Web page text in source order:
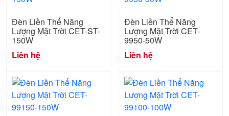
Đèn Liền Thể Năng
Lượng Mặt Trời CET-ST-
150W
Liên hệ
Đèn Liền Thể Năng
Lượng Mặt Trời CET-
9950-50W
Liên hệ